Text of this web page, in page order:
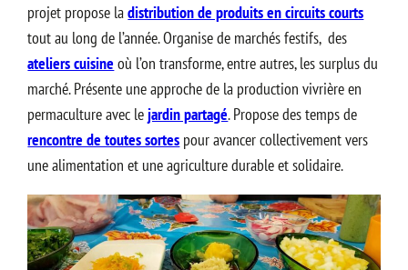
projet propose ladistribution de produits en circuits courts
tout au long de l’année. Organise de marchés festifs, des
ateliers cuisine où l’on transforme, entre autres, les surplus du
marché. Présente une approche de la production vivrière en
permaculture avec lejardin partagé. Propose des temps de
rencontre de toutes sortes pour avancer collectivement vers
une alimentation et une agriculture durable et solidaire.